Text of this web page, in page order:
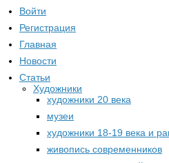
Войти
Регистрация
Главная
Новости
Статьи
Художники
художники 20 века
музеи
художники 18-19 века и
живопись современников